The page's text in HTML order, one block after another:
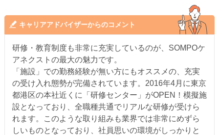
キャリアアドバイザーからのコメント
研修・教育制度も非常に充実しているのが、SOMPOケ
アネクストの最大の魅力です。
「施設」での勤務経験が無い方にもオススメの、充実
の受け入れ態勢が完備されています。2016年4月に東京
都港区の本社近くに「研修センター」がOPEN！模擬施
設となっており、全職種共通でリアルな研修が受けら
れます。このような取り組みも業界では非常にめずら
しいものとなっており、社員思いの環境がしっかりと